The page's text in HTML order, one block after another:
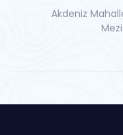
Akdeniz